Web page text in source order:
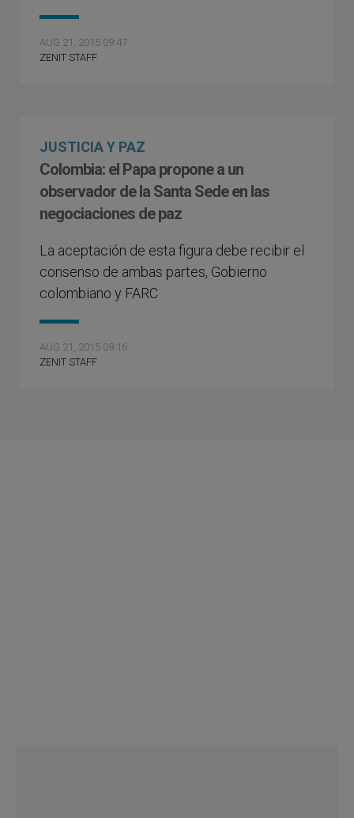
AUG 21, 2015 09:47
ZENIT STAFF
JUSTICIA Y PAZ
Colombia: el Papa propone a un
observador de la Santa Sede en las
negociaciones de paz
La aceptación de esta figura debe recibir el
consenso de ambas partes, Gobierno
colombiano y FARC
AUG 21, 2015 09:16
ZENIT STAFF